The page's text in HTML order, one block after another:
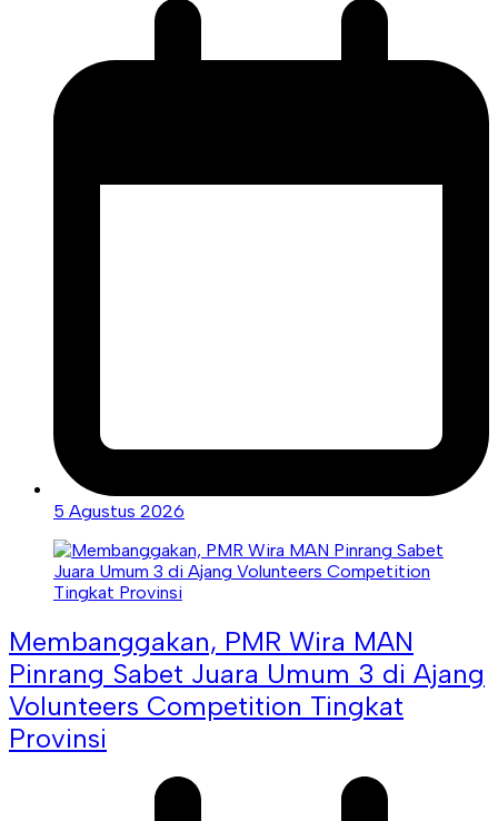
5 Agustus 2026
Membanggakan, PMR Wira MAN
Pinrang Sabet Juara Umum 3 di Ajang
Volunteers Competition Tingkat
Provinsi